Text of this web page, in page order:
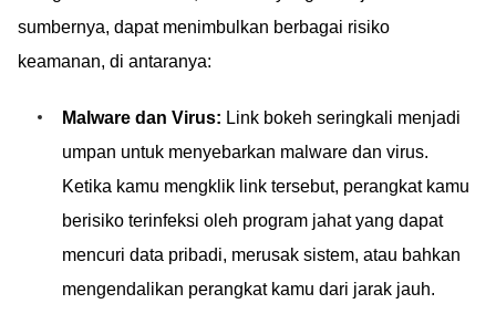
sumbernya, dapat menimbulkan berbagai risiko
keamanan, di antaranya:
Malware dan Virus: Link bokeh seringkali menjadi
umpan untuk menyebarkan malware dan virus.
Ketika kamu mengklik link tersebut, perangkat kamu
berisiko terinfeksi oleh program jahat yang dapat
mencuri data pribadi, merusak sistem, atau bahkan
mengendalikan perangkat kamu dari jarak jauh.